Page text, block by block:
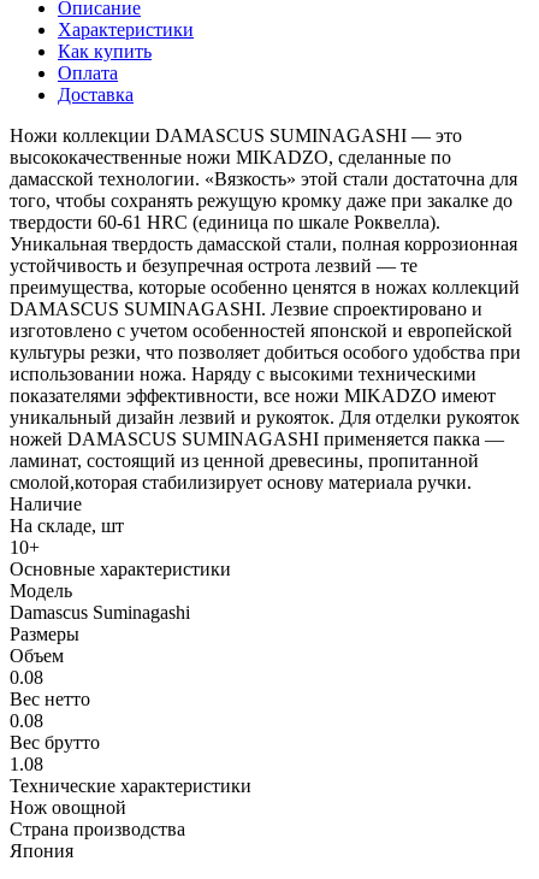
Описание
Характеристики
Как купить
Оплата
Доставка
Ножи коллекции DAMASCUS SUMINAGASHI — это
высококачественные ножи MIKADZO, сделанные по
дамасской технологии. «Вязкость» этой стали достаточна для
того, чтобы сохранять режущую кромку даже при закалке до
твердости 60-61 HRC (единица по шкале Роквелла).
Уникальная твердость дамасской стали, полная коррозионная
устойчивость и безупречная острота лезвий — те
преимущества, которые особенно ценятся в ножах коллекций
DAMASCUS SUMINAGASHI. Лезвие спроектировано и
изготовлено с учетом особенностей японской и европейской
культуры резки, что позволяет добиться особого удобства при
использовании ножа. Наряду с высокими техническими
показателями эффективности, все ножи MIKADZO имеют
уникальный дизайн лезвий и рукояток. Для отделки рукояток
ножей DAMASCUS SUMINAGASHI применяется пакка —
ламинат, состоящий из ценной древесины, пропитанной
смолой,которая стабилизирует основу материала ручки.
Наличие
На складе, шт
10+
Основные характеристики
Модель
Damascus Suminagashi
Размеры
Объем
0.08
Вес нетто
0.08
Вес брутто
1.08
Технические характеристики
Нож овощной
Страна производства
Япония